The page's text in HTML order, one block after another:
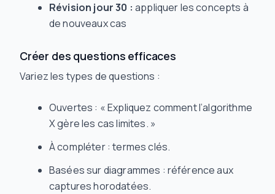
Révision jour 30 : appliquer les concepts à
de nouveaux cas
Créer des questions efficaces
Variez les types de questions :
Ouvertes : « Expliquez comment l’algorithme
X gère les cas limites. »
À compléter : termes clés.
Basées sur diagrammes : référence aux
captures horodatées.